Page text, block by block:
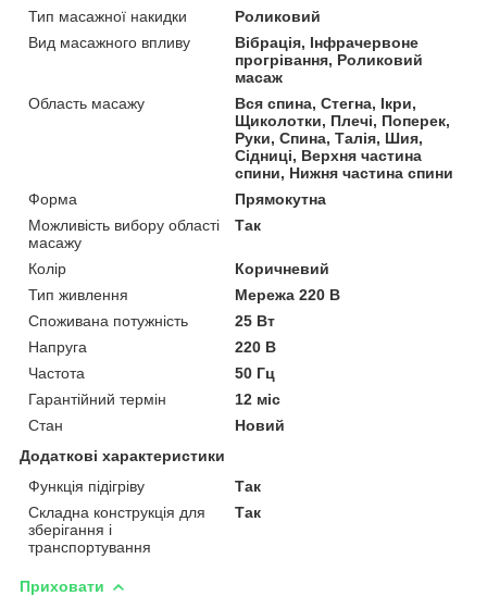
Тип масажної накидки
Роликовий
Вид масажного впливу
Вібрація, Інфрачервоне
прогрівання, Роликовий
масаж
Область масажу
Вся спина, Стегна, Ікри,
Щиколотки, Плечі, Поперек,
Руки, Спина, Талія, Шия,
Сідниці, Верхня частина
спини, Нижня частина спини
Форма
Прямокутна
Можливість вибору області
масажу
Так
Колір
Коричневий
Тип живлення
Мережа 220 В
Споживана потужність
25 Вт
Напруга
220 В
Частота
50 Гц
Гарантійний термін
12 міс
Стан
Новий
Додаткові характеристики
Функція підігріву
Так
Складна конструкція для
зберігання і
транспортування
Так
Приховати